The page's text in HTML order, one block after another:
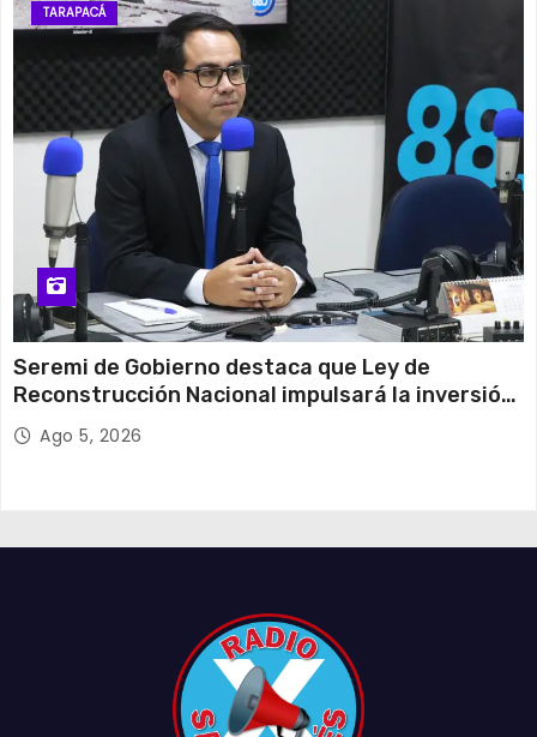
TARAPACÁ
Seremi de Gobierno destaca que Ley de
Reconstrucción Nacional impulsará la inversión
y el empleo en Tarapacá
Ago 5, 2026